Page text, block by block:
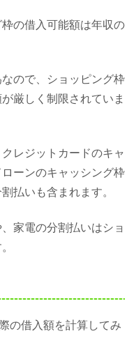
の借入可能額は年収の
ので、ショッピング枠
厳しく制限されていま
レジットカードのキャ
ーンのキャッシング枠
払いも含まれます。
家電の分割払いはショ
の借入額を計算してみ